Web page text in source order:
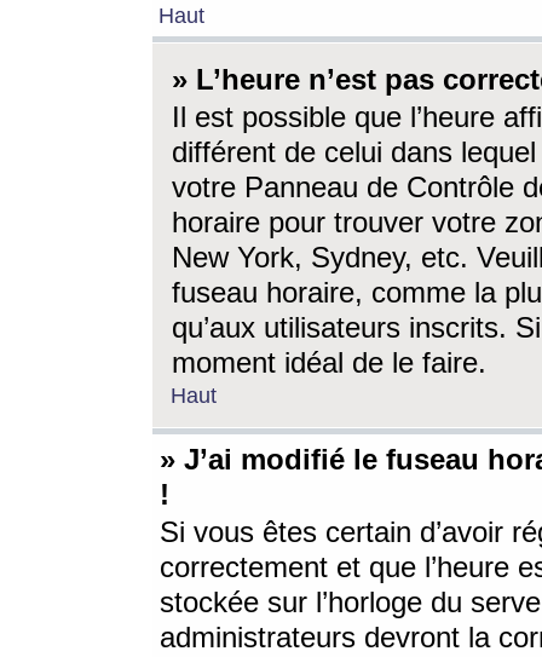
Haut
» L’heure n’est pas
Il est possible que l’heure
différent de celui dans
votre Panneau de Contrôle
horaire pour trouver votre
New York, Sydney, etc.
fuseau horaire, comme la
qu’aux utilisateurs inscrits.
moment idéal de le faire.
Haut
» J’ai modifié le fuseau
!
Si vous êtes certain d’avoir
correctement et que l’heure
stockée sur l’horloge du
administrateurs devront la